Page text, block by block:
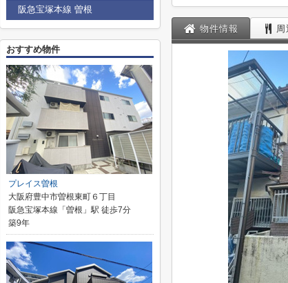
物件情報 周
阪急宝塚本線 曽根
おすすめ物件
プレイス曽根
大阪府豊中市曽根東町６丁目
阪急宝塚本線「曽根」駅 徒歩7分
築9年